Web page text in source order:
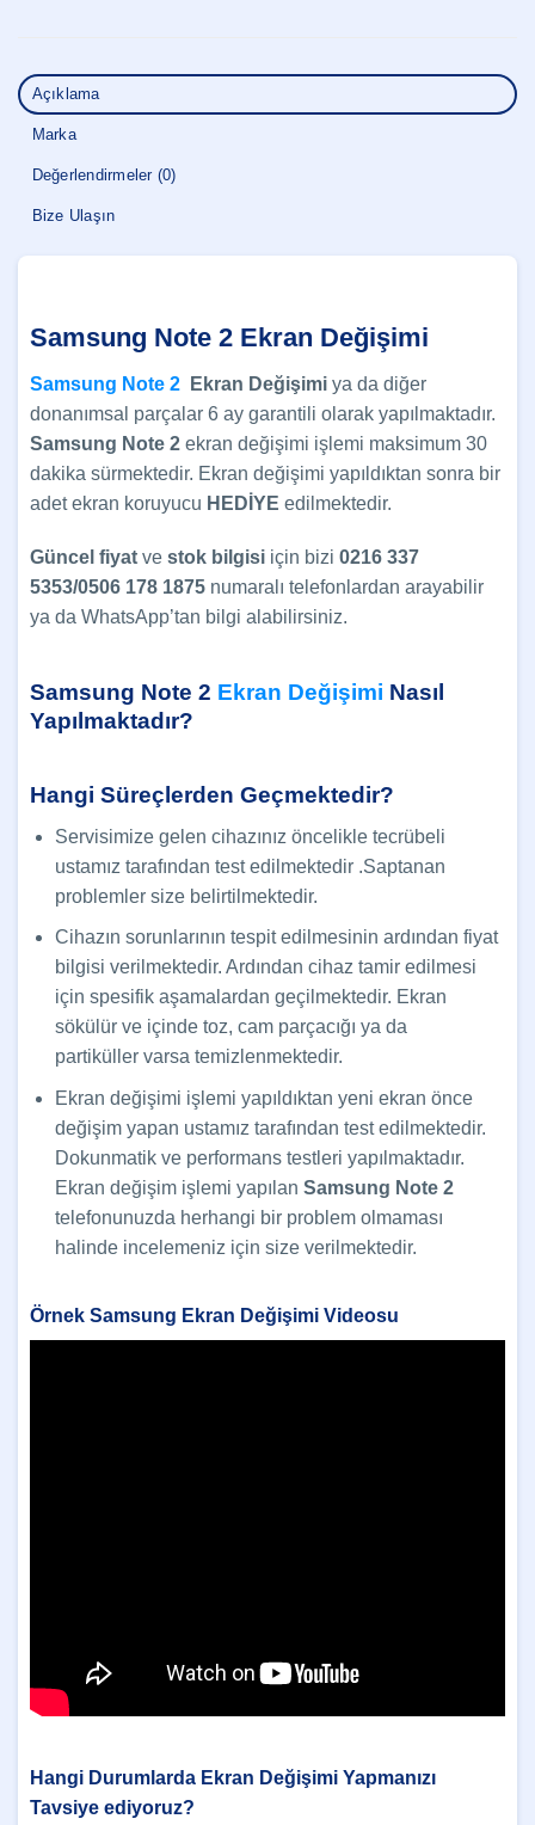
Açıklama
Marka
Değerlendirmeler (0)
Bize Ulaşın
Samsung Note 2 Ekran Değişimi
Samsung Note 2 E kran Değişimi ya da diğer
donanımsal parçalar 6 ay garantili olarak yapılmaktadır.
Samsung Note 2 ekran değişimi işlemi maksimum 30
dakika sürmektedir. Ekran değişimi yapıldıktan sonra bir
adet ekran koruyucu HEDİYE edilmektedir.
Güncel fiyat ve stok bilgisi için bizi 0216 337
5353/0506 178 1875 numaralı telefonlardan arayabilir
ya da WhatsApp’tan bilgi alabilirsiniz.
Samsung Note 2 Ekran Değişimi Nasıl
Yapılmaktadır?
Hangi Süreçlerden Geçmektedir?
Servisimize gelen cihazınız öncelikle tecrübeli
ustamız tarafından test edilmektedir .Saptanan
problemler size belirtilmektedir.
Cihazın sorunlarının tespit edilmesinin ardından fiyat
bilgisi verilmektedir. Ardından cihaz tamir edilmesi
için spesifik aşamalardan geçilmektedir. Ekran
sökülür ve içinde toz, cam parçacığı ya da
partiküller varsa temizlenmektedir.
Ekran değişimi işlemi yapıldıktan yeni ekran önce
değişim yapan ustamız tarafından test edilmektedir.
Dokunmatik ve performans testleri yapılmaktadır.
Ekran değişim işlemi yapılan Samsung Note 2
telefonunuzda herhangi bir problem olmaması
halinde incelemeniz için size verilmektedir.
Örnek Samsung Ekran Değişimi Videosu
Hangi Durumlarda Ekran Değişimi Yapmanızı
Tavsiye ediyoruz?